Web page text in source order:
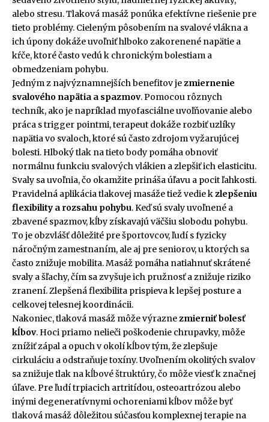
alebo stresu. Tlaková masáž ponúka efektívne riešenie pre
tieto problémy. Cieleným pôsobením na svalové vlákna a
ich úpony dokáže uvoľniť hlboko zakorenené napätie a
kŕče, ktoré často vedú k chronickým bolestiam a
obmedzeniam pohybu.
Jedným z najvýznamnejších benefitov jezmiernenie
svalového napätia a spazmov. Pomocou rôznych
techník, ako je napríklad myofasciálne uvoľňovanie alebo
práca s trigger pointmi, terapeut dokáže rozbiť uzlíky
napätia vo svaloch, ktoré sú často zdrojom vyžarujúcej
bolesti. Hlboký tlak na tieto body pomáha obnoviť
normálnu funkciu svalových vlákien a zlepšiť ich elasticitu.
Svaly sa uvoľnia, čo okamžite prináša úľavu a pocit ľahkosti.
Pravidelná aplikácia tlakovej masáže tiež vedie kzlepšeniu
flexibility a rozsahu pohybu. Keď sú svaly uvoľnené a
zbavené spazmov, kĺby získavajú väčšiu slobodu pohybu.
To je obzvlášť dôležité pre športovcov, ľudí s fyzicky
náročným zamestnaním, ale aj pre seniorov, u ktorých sa
často znižuje mobilita. Masáž pomáha natiahnuť skrátené
svaly a šľachy, čím sa zvyšuje ich pružnosť a znižuje riziko
zranení. Zlepšená flexibilita prispieva k lepšej posture a
celkovej telesnej koordinácii.
Nakoniec, tlaková masáž môže výraznezmierniť bolesť
kĺbov. Hoci priamo nelieči poškodenie chrupavky, môže
znížiť zápal a opuch v okolí kĺbov tým, že zlepšuje
cirkuláciu a odstraňuje toxíny. Uvoľnením okolitých svalov
sa znižuje tlak na kĺbové štruktúry, čo môže viesť k značnej
úľave. Pre ľudí trpiacich artritídou, osteoartrózou alebo
inými degeneratívnymi ochoreniami kĺbov môže byť
tlaková masáž dôležitou súčasťou komplexnej terapie na